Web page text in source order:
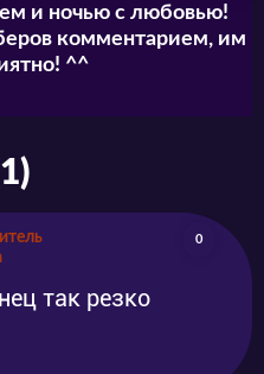
и ночью с любовью!
комментарием, им
^^
0
так резко